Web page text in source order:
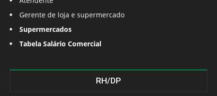
Gerente de loja e supermercado
Supermercados
Tabela Salário Comercial
RH/DP